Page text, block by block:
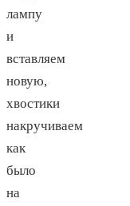
лампу
и
вставляем
новую,
хвостики
накручиваем
как
было
на